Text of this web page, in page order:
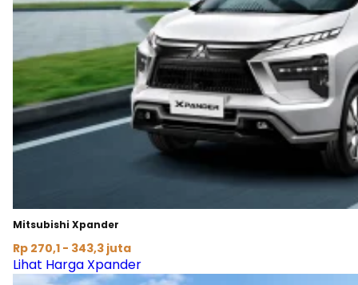
Mitsubishi Xpander
Rp 270,1 - 343,3 juta
Lihat Harga Xpander